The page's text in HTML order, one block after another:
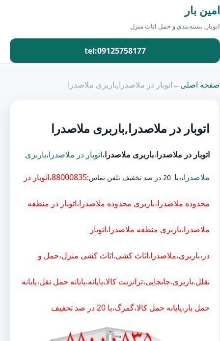
امین بار
اتوبار، بسته‌بندی و حمل اثاث منزل
tel:09125758177
صفحه اصلی←اتوبار در ملاصدرا,باربری ملاصدرا
اتوبار در ملاصدرا,باربری ملاصدرا
اتوبار در ملاصدرا،باربری ملاصدرا،اتوبار در ملاصدرا،باربری
ملاصدرا،،با 20 در صد تخفیف تلفن تماس: 88000835،اتوبار در
محدوده ملاصدرا،باربری محدوده ملاصدرا،اتوبار در منطقه
ملاصدرا،باربری منطقه ملاصدرا،اتوبار
در،باربری،ملاصدرا.اثاث کشی.اثاث کشی منزل،حمل و
نقلل.باربری.جابجایی،ترانزیت کالا،پایانه،پایانه حمل نقل،پایانه
حمل بار،پایانه حمل کالا،گمرگ،با 20 در صد تخفیف